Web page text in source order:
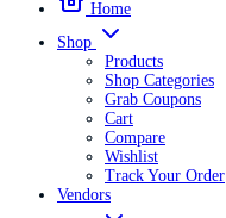
Home
Shop
Products
Shop Categories
Grab Coupons
Cart
Compare
Wishlist
Track Your Order
Vendors